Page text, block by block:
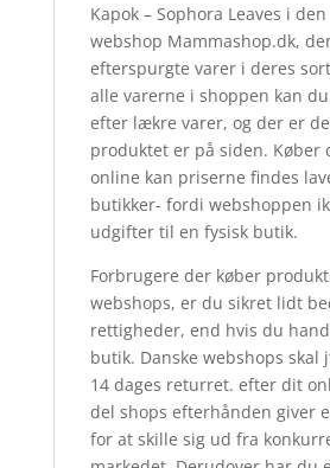
Kapok – Sophora Leaves i
webshop Mammashop.dk,
efterspurgte varer i deres
alle varerne i shoppen kan
efter lækre varer, og der er
produktet er på siden. Køber
online kan priserne findes
butikker- fordi webshoppen
udgifter til en fysisk butik.
Forbrugere der køber
webshops, er du sikret lidt
rettigheder, end hvis du
butik. Danske webshops skal
14 dages returret. efter dit
del shops efterhånden giver
for at skille sig ud fra